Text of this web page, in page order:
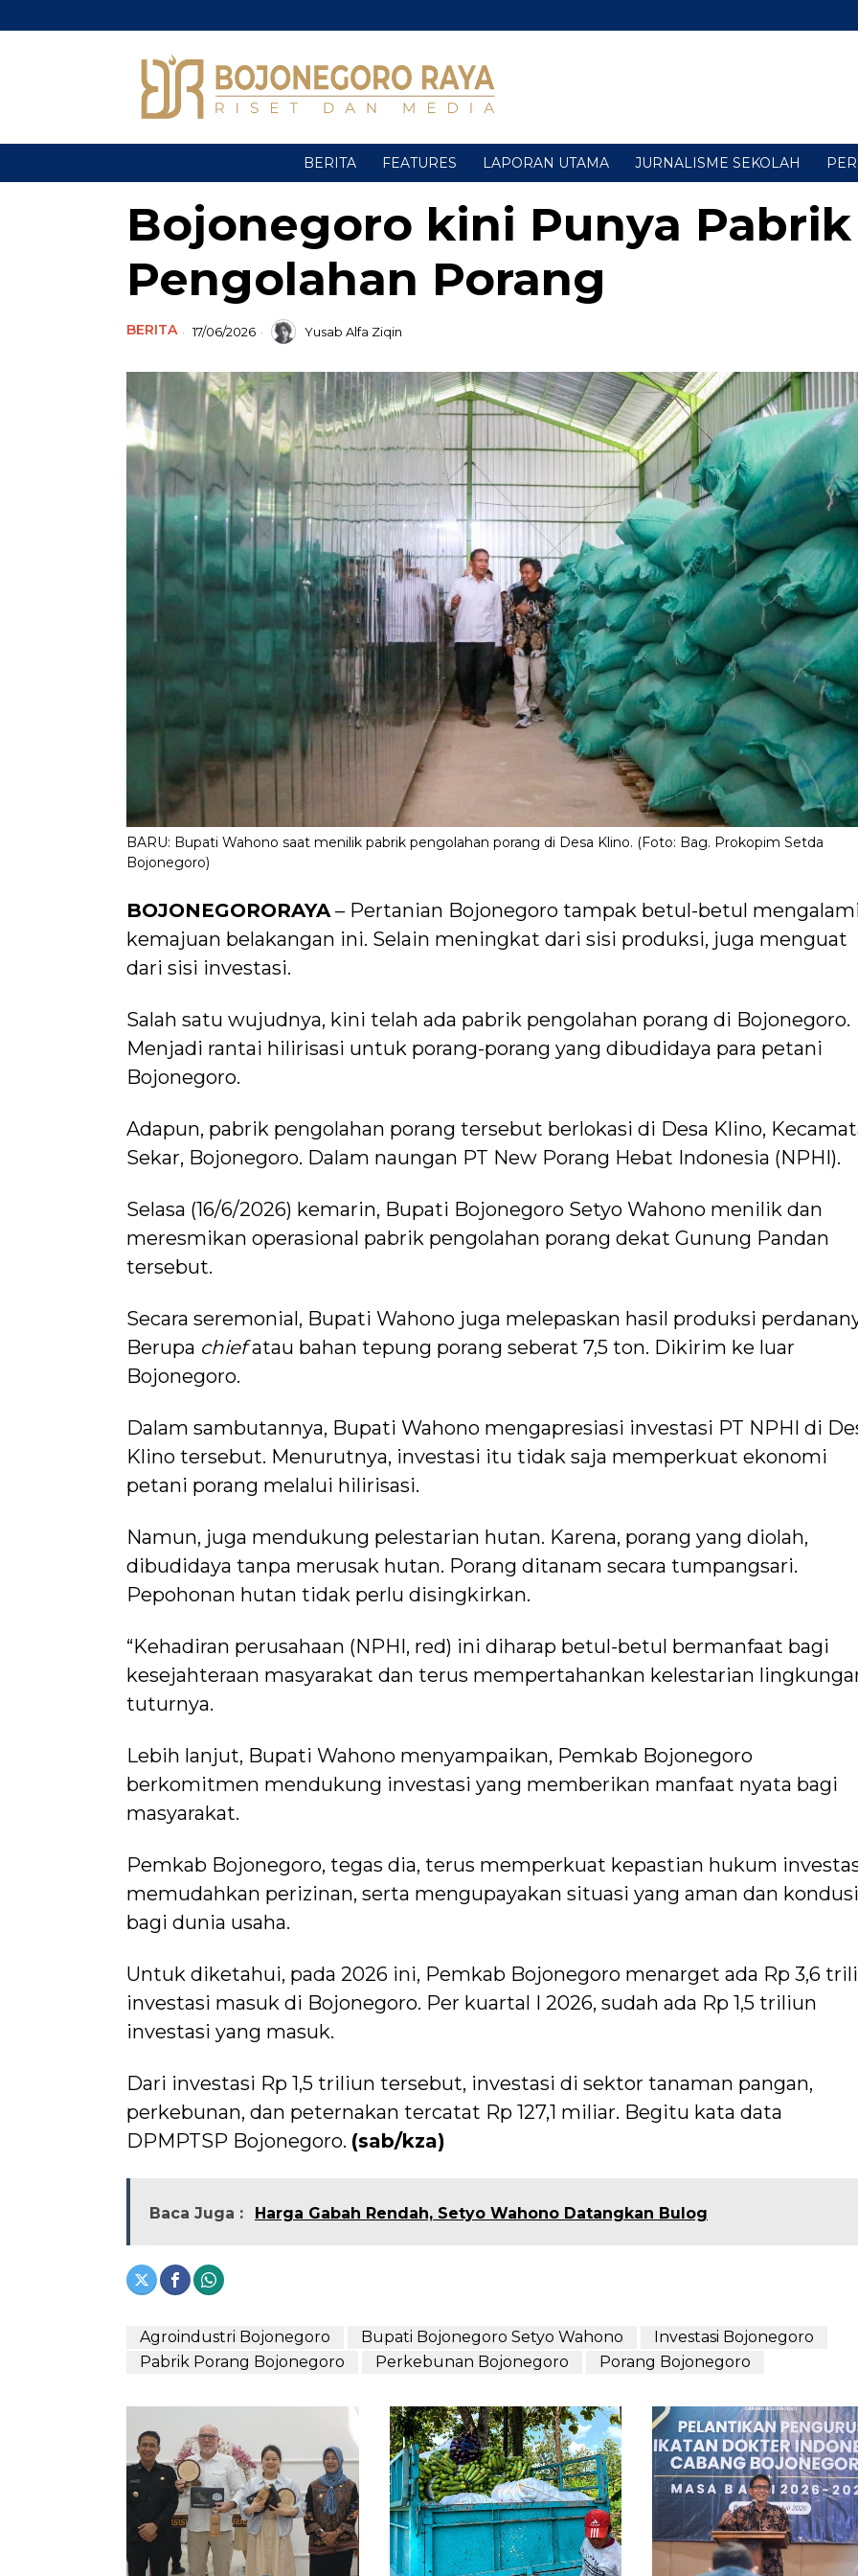
BERITA FEATURES LAPORAN UTAMA JURNALISME SEKOLAH
Bojonegoro kini Punya Pabrik
Pengolahan Porang
BERITA 17/06/2026 Yusab Alfa Ziqin
BARU: Bupati Wahono saat menilik pabrik pengolahan porang di Desa Klino. (Foto: Bag. Prokopim Setda
Bojonegoro)
BOJONEGORORAYA– Pertanian Bojonegoro tampak betul-betul
kemajuan belakangan ini. Selain meningkat dari sisi produksi, juga menguat
dari sisi investasi.
Salah satu wujudnya, kini telah ada pabrik pengolahan porang di Bojonegoro.
Menjadi rantai hilirisasi untuk porang-porang yang dibudidaya para petani
Bojonegoro.
Adapun, pabrik pengolahan porang tersebut berlokasi di Desa Klino,
Sekar, Bojonegoro. Dalam naungan PT New Porang Hebat Indonesia (NPHI).
Selasa (16/6/2026) kemarin, Bupati Bojonegoro Setyo Wahono menilik dan
meresmikan operasional pabrik pengolahan porang dekat Gunung Pandan
tersebut.
Secara seremonial, Bupati Wahono juga melepaskan hasil produksi
Berupa chiefatau bahan tepung porang seberat 7,5 ton. Dikirim ke luar
Bojonegoro.
Dalam sambutannya, Bupati Wahono mengapresiasi investasi PT NPHI di
Klino tersebut. Menurutnya, investasi itu tidak saja memperkuat ekonomi
petani porang melalui hilirisasi.
Namun, juga mendukung pelestarian hutan. Karena, porang yang diolah,
dibudidaya tanpa merusak hutan. Porang ditanam secara tumpangsari.
Pepohonan hutan tidak perlu disingkirkan.
“Kehadiran perusahaan (NPHI, red) ini diharap betul-betul bermanfaat bagi
kesejahteraan masyarakat dan terus mempertahankan kelestarian
tuturnya.
Lebih lanjut, Bupati Wahono menyampaikan, Pemkab Bojonegoro
berkomitmen mendukung investasi yang memberikan manfaat nyata bagi
masyarakat.
Pemkab Bojonegoro, tegas dia, terus memperkuat kepastian hukum
memudahkan perizinan, serta mengupayakan situasi yang aman dan
bagi dunia usaha.
Untuk diketahui, pada 2026 ini, Pemkab Bojonegoro menarget ada Rp 3,6
investasi masuk di Bojonegoro. Per kuartal I 2026, sudah ada Rp 1,5 triliun
investasi yang masuk.
Dari investasi Rp 1,5 triliun tersebut, investasi di sektor tanaman pangan,
perkebunan, dan peternakan tercatat Rp 127,1 miliar. Begitu kata data
DPMPTSP Bojonegoro. (sab/kza)
Baca Juga : Harga Gabah Rendah, Setyo Wahono Datangkan Bulog
Agroindustri Bojonegoro Bupati Bojonegoro Setyo Wahono
Investasi Bojonegoro
Pabrik Porang Bojonegoro
Perkebunan Bojonegoro Porang Bojonegoro